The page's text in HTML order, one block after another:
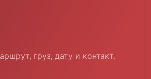
груз, дату и контакт.